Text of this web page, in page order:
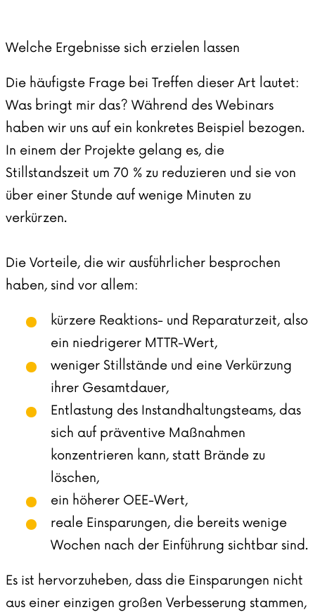
Welche Ergebnisse sich erzielen lassen
Die häufigste Frage bei Treffen dieser Art lautet:
Was bringt mir das? Während des Webinars
haben wir uns auf ein konkretes Beispiel bezogen.
In einem der Projekte gelang es, die
Stillstandszeit um 70 % zu reduzieren und sie von
über einer Stunde auf wenige Minuten zu
verkürzen.
Die Vorteile, die wir ausführlicher besprochen
haben, sind vor allem:
kürzere Reaktions- und Reparaturzeit, also
ein niedrigerer MTTR-Wert,
weniger Stillstände und eine Verkürzung
ihrer Gesamtdauer,
Entlastung des Instandhaltungsteams, das
sich auf präventive Maßnahmen
konzentrieren kann, statt Brände zu
löschen,
ein höherer OEE-Wert,
reale Einsparungen, die bereits wenige
Wochen nach der Einführung sichtbar sind.
Es ist hervorzuheben, dass die Einsparungen nicht
aus einer einzigen großen Verbesserung stammen,